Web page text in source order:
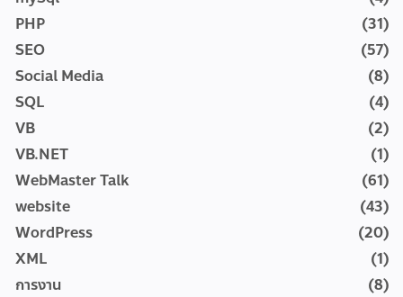
PHP
(31)
SEO
(57)
Social Media
(8)
SQL
(4)
VB
(2)
VB.NET
(1)
WebMaster Talk
(61)
website
(43)
WordPress
(20)
XML
(1)
การงาน
(8)